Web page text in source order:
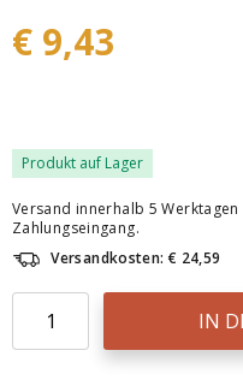
€ 9,43
Produkt auf Lager
Versand innerhalb 5
Zahlungseingang.
Versandkosten: € 24,59
IN